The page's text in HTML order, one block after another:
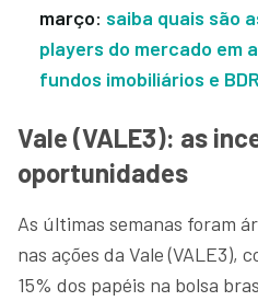
março: saiba quais são
players do mercado em
fundos imobiliários e
Vale (VALE3): as
oportunidades
As últimas semanas foram
nas ações da Vale (VALE3),
15% dos papéis na bolsa